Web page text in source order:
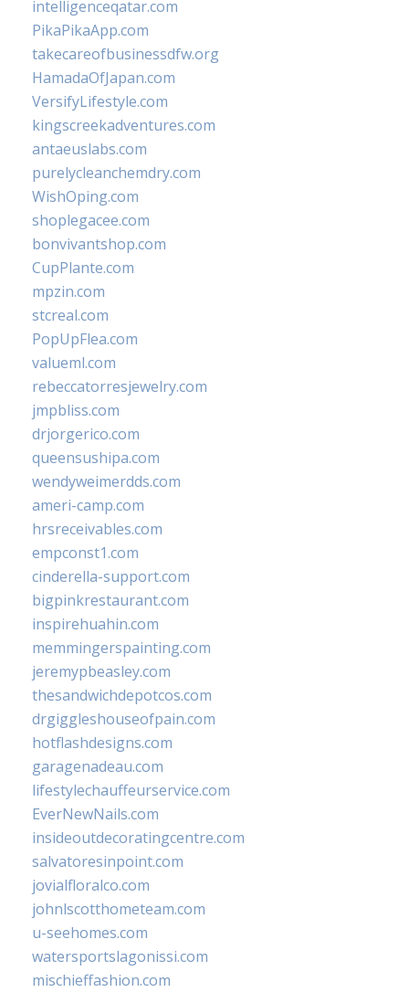
intelligenceqatar.com
PikaPikaApp.com
takecareofbusinessdfw.org
HamadaOfJapan.com
VersifyLifestyle.com
kingscreekadventures.com
antaeuslabs.com
purelycleanchemdry.com
WishOping.com
shoplegacee.com
bonvivantshop.com
CupPlante.com
mpzin.com
stcreal.com
PopUpFlea.com
valueml.com
rebeccatorresjewelry.com
jmpbliss.com
drjorgerico.com
queensushipa.com
wendyweimerdds.com
ameri-camp.com
hrsreceivables.com
empconst1.com
cinderella-support.com
bigpinkrestaurant.com
inspirehuahin.com
memmingerspainting.com
jeremypbeasley.com
thesandwichdepotcos.com
drgiggleshouseofpain.com
hotflashdesigns.com
garagenadeau.com
lifestylechauffeurservice.com
EverNewNails.com
insideoutdecoratingcentre.com
salvatoresinpoint.com
jovialfloralco.com
johnlscotthometeam.com
u-seehomes.com
watersportslagonissi.com
mischieffashion.com